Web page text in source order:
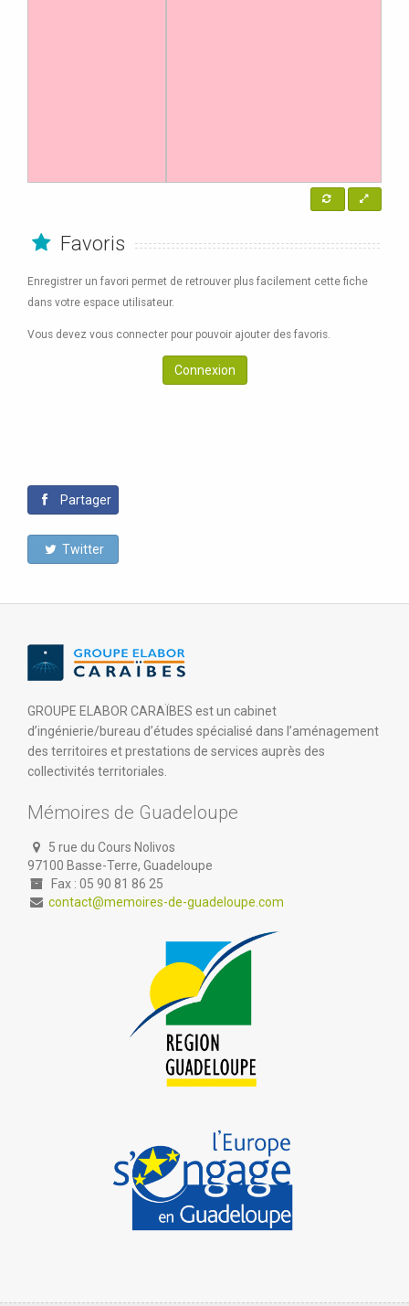
Favoris
Enregistrer un favori permet de retrouver plus facilement cette fiche
dans votre espace utilisateur.
Vous devez vous connecter pour pouvoir ajouter des favoris.
Connexion
Partager
Twitter
GROUPE ELABOR CARAÏBES est un cabinet
d’ingénierie/bureau d’études spécialisé dans l’aménagement
des territoires et prestations de services auprès des
collectivités territoriales.
Mémoires de Guadeloupe
5 rue du Cours Nolivos
97100 Basse-Terre, Guadeloupe
Fax : 05 90 81 86 25
contact@memoires-de-guadeloupe.com